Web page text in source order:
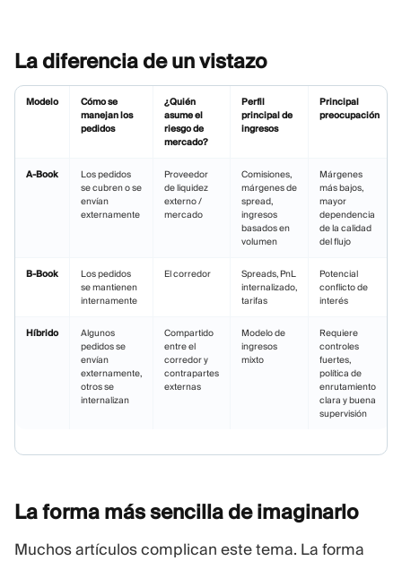
La diferencia de unvistazo
Modelo
Cómo se
manejan los
pedidos
¿Quién
asume el
riesgo de
mercado?
Perfil
principal de
ingresos
Principal
preocupación
A-Book
Los pedidos
se cubren o se
envían
externamente
Proveedor
de liquidez
externo /
mercado
Comisiones,
márgenes de
spread,
ingresos
basados en
volumen
Márgenes
más bajos,
mayor
dependencia
de la calidad
del flujo
B-Book
Los pedidos
se mantienen
internamente
El corredor
Spreads, PnL
internalizado,
tarifas
Potencial
conflicto de
interés
Híbrido
Algunos
pedidos se
envían
externamente,
otros se
internalizan
Compartido
entre el
corredor y
contrapartes
externas
Modelo de
ingresos
mixto
Requiere
controles
fuertes,
política de
enrutamiento
clara y buena
supervisión
La forma más sencilla deimaginarlo
Muchos artículos complican este tema. La forma